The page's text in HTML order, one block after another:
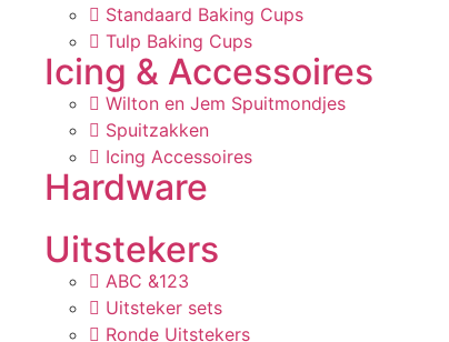
Standaard Baking Cups
Tulp Baking Cups
Icing & Accessoires
Wilton en Jem Spuitmondjes
Spuitzakken
Icing Accessoires
Hardware
Uitstekers
ABC &123
Uitsteker sets
Ronde Uitstekers